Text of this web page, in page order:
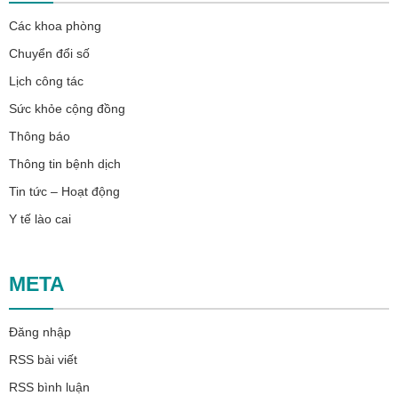
Các khoa phòng
Chuyển đổi số
Lịch công tác
Sức khỏe cộng đồng
Thông báo
Thông tin bệnh dịch
Tin tức – Hoạt động
Y tế lào cai
META
Đăng nhập
RSS bài viết
RSS bình luận